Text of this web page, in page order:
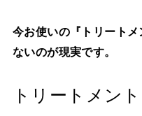
今お使いの『トリート
ないのが現実です。
トリートメン